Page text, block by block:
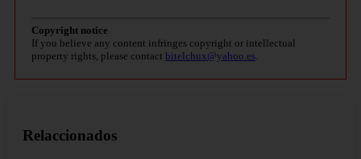
Copyright notice
If you believe any content infringes copyright or intellectual
property rights, please contact bitelchux@yahoo.es.
Relaccionados